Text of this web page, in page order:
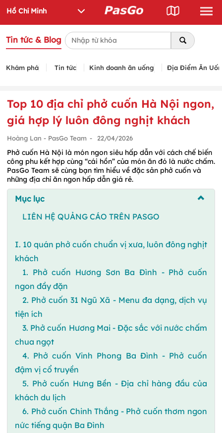
Tin tức & Blog
Khám phá Tin tức Kinh doanh ăn uống Địa Điểm Ăn
Top 10 địa chỉ phở cuốn Hà Nội ngon,
giá hợp lý luôn đông nghịt khách
Hoàng Lan - PasGo Team - 22/04/2026
Phở cuốn Hà Nội là món ngon siêu hấp dẫn với cách chế biến
công phu kết hợp cùng “cái hồn” của món ăn đó là nước chấm.
PasGo Team sẽ cùng bạn tìm hiểu về đặc sản phở cuốn và
những địa chỉ ăn ngon hấp dẫn giá rẻ.
Mục lục
LIÊN HỆ QUẢNG CÁO TRÊN PASGO
I. 10 quán phở cuốn chuẩn vị xưa, luôn đông nghịt
khách
1. Phở cuốn Hương Sơn Ba Đình - Phở cuốn
ngon đầy đặn
2. Phở cuốn 31 Ngũ Xã - Menu đa dạng, dịch vụ
tiện ích
3. Phở cuốn Hương Mai - Đặc sắc với nước chấm
chua ngọt
4. Phở cuốn Vinh Phong Ba Đình - Phở cuốn
đậm vị cổ truyền
5. Phở cuốn Hưng Bền - Địa chỉ hàng đầu của
khách du lịch
6. Phở cuốn Chinh Thắng - Phở cuốn thơm ngon
nức tiếng quận Ba Đình